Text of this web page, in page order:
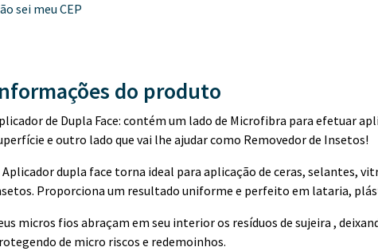
sei meu CEP
do produto
de Dupla Face: contém um lado de Microfibra para efetuar
e outro lado que vai lhe ajudar como Removedor de Insetos!
Aplicador dupla face torna ideal para aplicação de ceras, selantes,
Proporciona um resultado uniforme e perfeito em lataria,
micros fios abraçam em seu interior os resíduos de sujeira ,
de micro riscos e redemoinhos.